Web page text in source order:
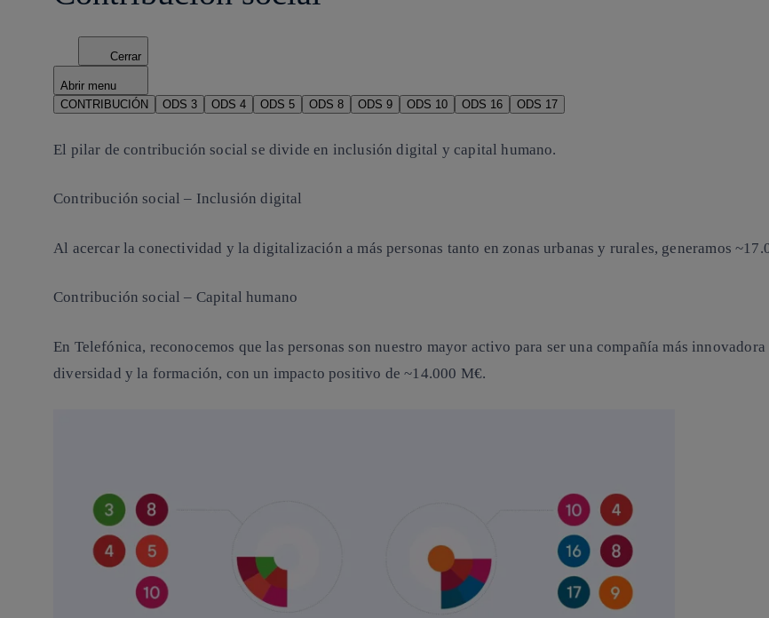
Cerrar
Abrir menu
CONTRIBUCIÓN
ODS 3 ODS 4 ODS 5 ODS 8 ODS 9 ODS 10 ODS 16 ODS 17
El pilar de contribución social se divide en inclusión digital y capital humano.
Contribución social – Inclusión digital
Al acercar la conectividad y la digitalización a más personas tanto en zonas urbanas y rurales, generamos
Contribución social – Capital humano
En Telefónica, reconocemos que las personas son nuestro mayor activo para ser una compañía más
diversidad y la formación, con un impacto positivo de~14.000 M€.